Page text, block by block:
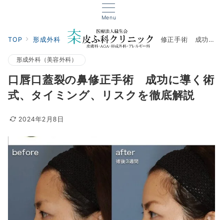
Menu
TOP 形成外科（美容外科） 口唇口蓋裂の鼻修正手術 成功に導く術式、タイミング、リスクを徹底解説
形成外科（美容外科）
口唇口蓋裂の鼻修正手術 成功に導く術
式、タイミング、リスクを徹底解説
2024年2月8日